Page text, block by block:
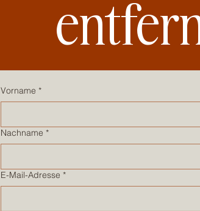
Vorname *
Nachname *
E-Mail-Adresse *